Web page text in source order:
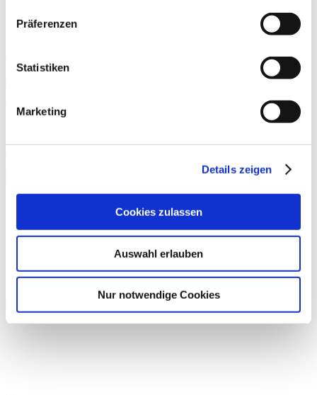
Präferenzen
Statistiken
Marketing
Details zeigen
Cookies zulassen
Auswahl erlauben
Nur notwendige Cookies
EURODESK Bremen
SCHNAKENBERG-STIFTUNG